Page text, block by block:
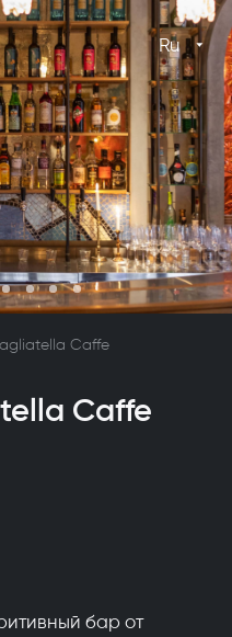
Ru
Caffe
Caffe
бар от